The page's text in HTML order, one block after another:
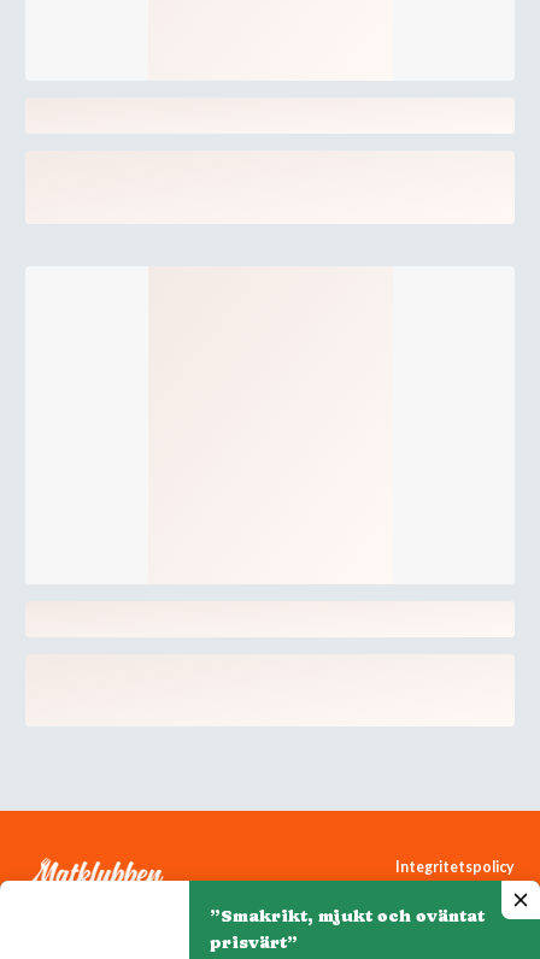
Integritetspolicy
Cookiepolicy
”Smakrikt, mjukt och oväntat
prisvärt”